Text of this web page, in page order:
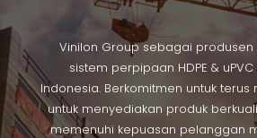
Vinilon Group sebagai
sistem perpipaan HDPE &
Indonesia. Berkomitmen untuk terus
untuk menyediakan produk
memenuhi kepuasan pelanggan